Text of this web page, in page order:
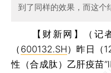
到了同样的效果，而这个
【财新网】（
（ 600132.SH）昨日（
性（合成肽）乙肝疫苗